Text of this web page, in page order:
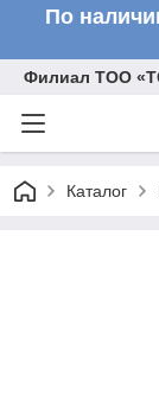
По
Филиал ТОО
Каталог